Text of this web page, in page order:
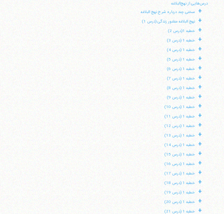
درس‌هایی از نهج‌البلاغه
+ سخنی چند درباره شرح نهج البلاغه
+ نهج البلاغه منشور زندگی (درس 1)
+ خطبه 1(درس 2)
+ خطبه 1 (درس 3)
+ خطبه 1 (درس 4)
+ خطبه 1 (درس 5)
+ خطبه 1 (درس 6)
+ خطبه 1 (درس 7)
+ خطبه 1 (درس 8)
+ خطبه 1 (درس 9)
+ خطبه 1 (درس 10)
+ خطبه 1 (درس 11)
+ خطبه 1 (درس 12)
+ خطبه 1 (درس 13)
+ خطبه 1 (درس 14)
+ خطبه 1 (درس 15)
+ خطبه 1 (درس 16)
+ خطبه 1 (درس 17)
+ خطبه 1 (درس 18)
+ خطبه 1 (درس 19)
+ خطبه 1 (درس 20)
+ خطبه 1 (درس 21)